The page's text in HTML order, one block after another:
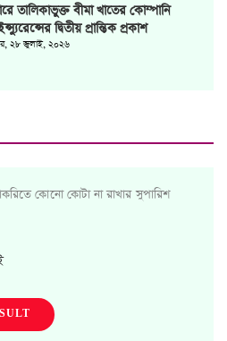
তালিকাভুক্ত বীমা খাতের কোম্পানি
ইন্স্যুরেন্সের দ্বিতীয় প্রান্তিক প্রকাশ
২৮ জুলাই, ২০২৬
কোনো কোটা না রাখার সুপারিশ